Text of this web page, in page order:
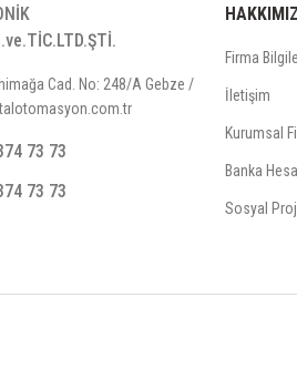
Cad. No: 248/A Gebze /
73 73
73 73
Firma
İletişim
Kurumsal
Banka
Sosyal